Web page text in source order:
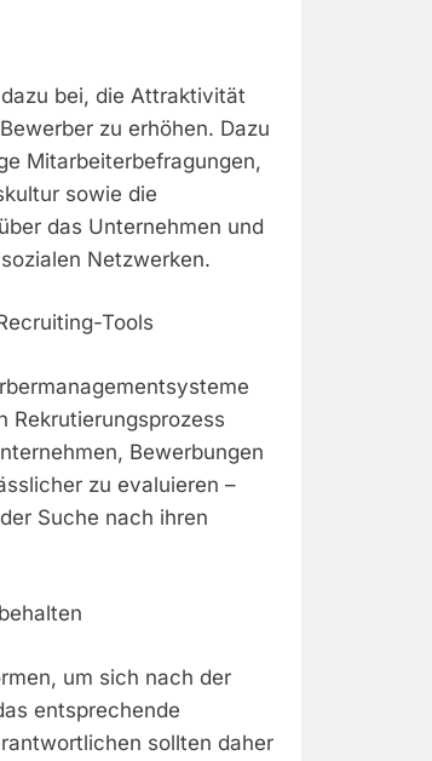
bei, die Attraktivität
zu erhöhen. Dazu
Mitarbeiterbefragungen,
sowie die
das Unternehmen und
Netzwerken.
Tools
Rekrutierungsprozess
Bewerbungen
zu evaluieren –
Suche nach ihren
um sich nach der
entsprechende
sollten daher